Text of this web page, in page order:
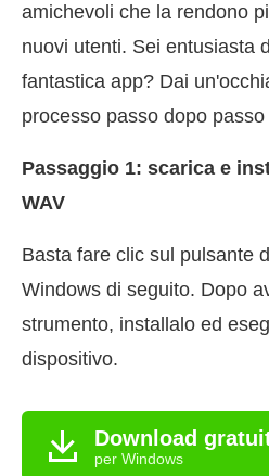
amichevoli che la rendono
nuovi utenti. Sei entusiasta
fantastica app? Dai
processo passo dopo
Passaggio 1: scarica e
WAV
Basta fare clic sul pulsante
Windows di seguito. Dopo
strumento, installalo ed
dispositivo.
Download
per Windows